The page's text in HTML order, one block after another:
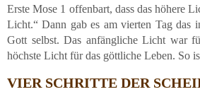
Erste Mose 1 offenbart, dass das höhere
Licht.“ Dann gab es am vierten Tag das
Gott selbst. Das anfängliche Licht war
höchste Licht für das göttliche Leben. So
VIER SCHRITTE DER